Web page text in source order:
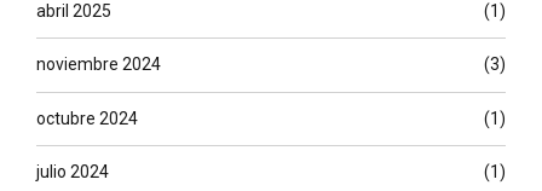
abril 2025 (1)
noviembre 2024 (3)
octubre 2024 (1)
julio 2024 (1)